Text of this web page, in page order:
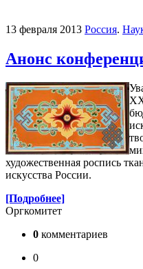
13 февраля 2013 Россия.
Анонс
художественная роспись
искусства России.
[Подробнее]
Оргкомитет
0 комментариев
0